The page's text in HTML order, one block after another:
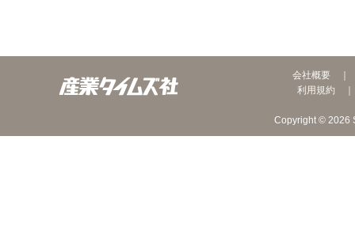
会社概要
利用規約
Copyright © 2026